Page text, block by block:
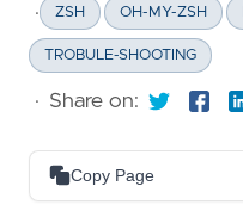
· ZSH OH-MY-ZSH
TROBULE-SHOOTING
· Share on:
Copy Page